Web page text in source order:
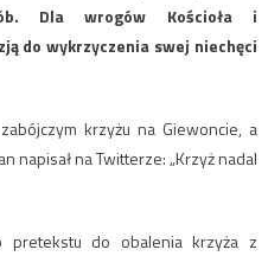
Dla wrogów Kościoła i
do wykrzyczenia swej niechęci
krzyżu na Giewoncie, a
napisał na Twitterze: „Krzyż nadal
pretekstu do obalenia krzyża z